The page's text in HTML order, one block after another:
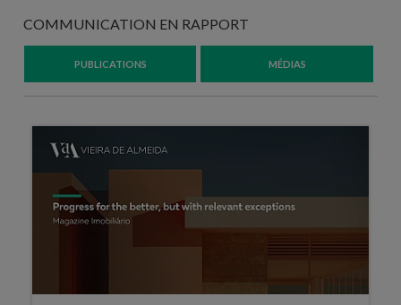
COMMUNICATION EN RAPPORT
PUBLICATIONS MÉDIAS